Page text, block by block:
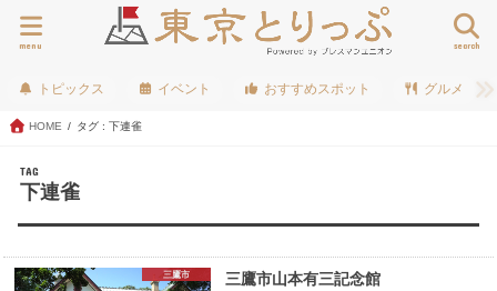
search
menu
トピックス イベント おすすめスポット グルメ
HOME タグ : 下連雀
TAG
下連雀
三鷹市 三鷹市山本有三記念館